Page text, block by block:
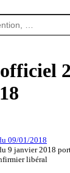
09/01/2018
9 janvier 2018
libéral